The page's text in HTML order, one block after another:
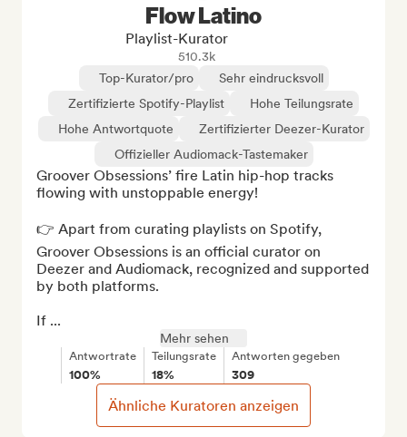
Flow Latino
Playlist-Kurator
510.3k
Top-Kurator/pro
Sehr eindrucksvoll
Zertifizierte Spotify-Playlist
Hohe Teilungsrate
Hohe Antwortquote
Zertifizierter Deezer-Kurator
Offizieller Audiomack-Tastemaker
Groover Obsessions’ fire Latin hip-hop tracks
flowing with unstoppable energy!
👉 Apart from curating playlists on Spotify,
Groover Obsessions is an official curator on
Deezer and Audiomack, recognized and supported
by both platforms.
If ...
Mehr sehen
Antwortrate
100%
Teilungsrate
18%
Antworten gegeben
309
Ähnliche Kuratoren anzeigen